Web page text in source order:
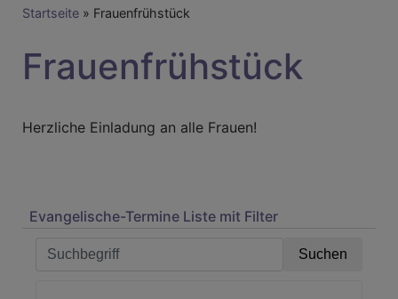
Breadcrumb
Startseite Frauenfrühstück
Frauenfrühstück
Herzliche Einladung an alle Frauen!
Evangelische-Termine Liste mit Filter